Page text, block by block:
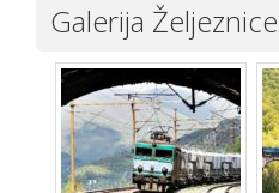
Galerija